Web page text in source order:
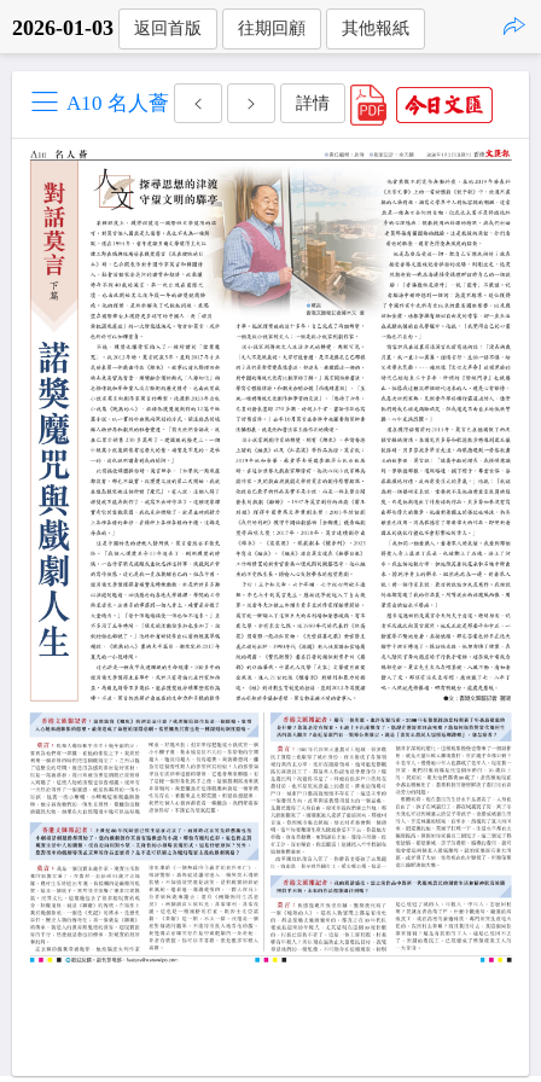
2026-01-03 返回首版 往期回顧 其他報紙
A10 名人薈 詳情